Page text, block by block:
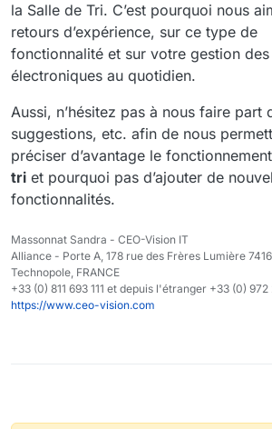
la Salle de Tri. C’est pourquoi nous
retours d’expérience, sur ce type de
fonctionnalité et sur votre gestion
électroniques au quotidien.
Aussi, n’hésitez pas à nous faire part
suggestions, etc. afin de nous
préciser d’avantage le
tri et pourquoi pas d’ajouter de
fonctionnalités.
Massonnat Sandra - CEO-Vision IT
Alliance - Porte A, 178 rue des Frères Lumière
Technopole, FRANCE
+33 (0) 811 693 111 et depuis l'étranger +33 (0)
https://www.ceo-vision.com